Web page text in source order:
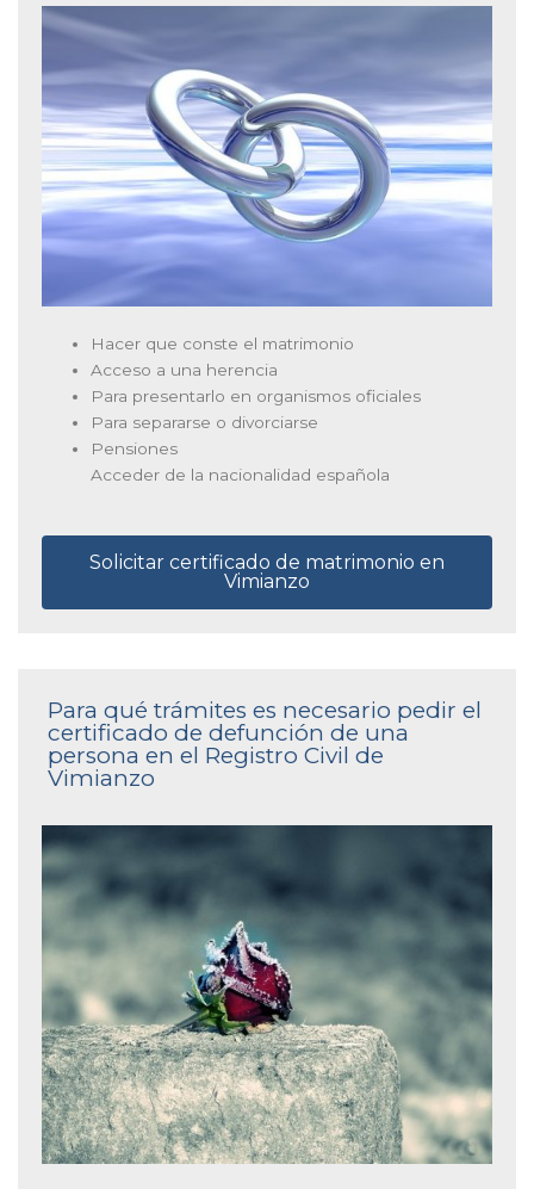
Hacer que conste el matrimonio
Acceso a una herencia
Para presentarlo en organismos oficiales
Para separarse o divorciarse
Pensiones
Acceder de la nacionalidad española
Solicitar certificado de matrimonio en
Vimianzo
Para qué trámites es necesario pedir el
certificado de defunción de una
persona en el Registro Civil de
Vimianzo